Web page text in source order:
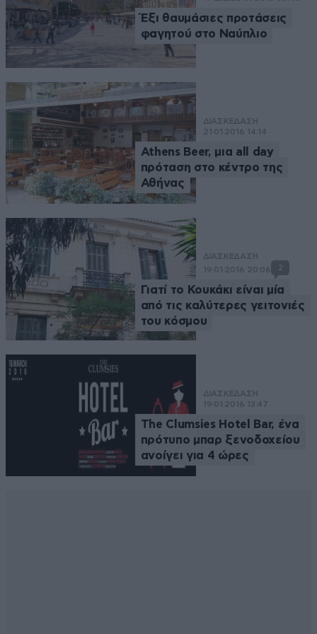
Έξι θαυμάσιες προτάσεις
φαγητού στο Ναύπλιο
ΔΙΑΣΚΕΔΑΣΗ
21·01·2016 14:14
Athens Beer, μια all day
πρόταση στο κέντρο της
Αθήνας
ΔΙΑΣΚΕΔΑΣΗ
19·01·2016 20:06
2
Γιατί το Κουκάκι είναι μία
από τις καλύτερες γειτονιές
του κόσμου
ΔΙΑΣΚΕΔΑΣΗ
19·01·2016 13:47
The Clumsies Hotel Bar, ένα
πρότυπο μπαρ ξενοδοχείου
ανοίγει για 4 ώρες